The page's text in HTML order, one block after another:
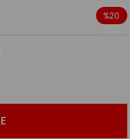
%20
İndirim